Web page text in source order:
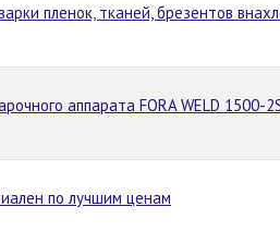
пленок, тканей, брезентов
аппарата FORA WELD 1500-
по лучшим ценам